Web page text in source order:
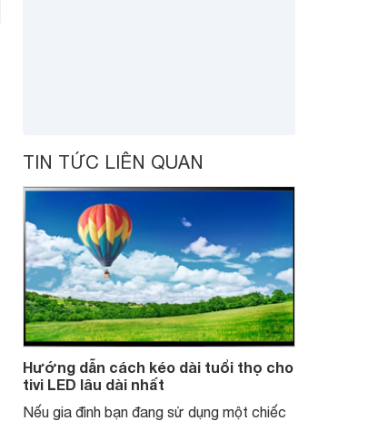
TIN TỨC LIÊN QUAN
Hướng dẫn cách kéo dài tuổi thọ cho
tivi LED lâu dài nhất
Nếu gia đình bạn đang sử dụng một chiếc